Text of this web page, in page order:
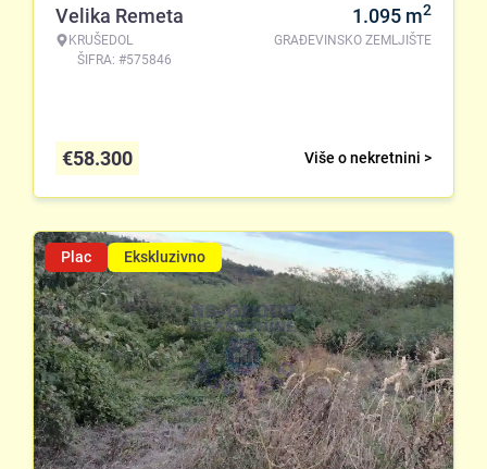
Velika Remeta
KRUŠEDOL
ŠIFRA: #575846
1.095 m2
GRAĐEVINSKO ZEMLJIŠTE
Više o nekretnini >
€58.300
Plac Ekskluzivno